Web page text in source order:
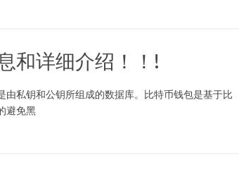
和详细介绍！！!
私钥和公钥所组成的数据库。比特币钱包是基于比
避免黑